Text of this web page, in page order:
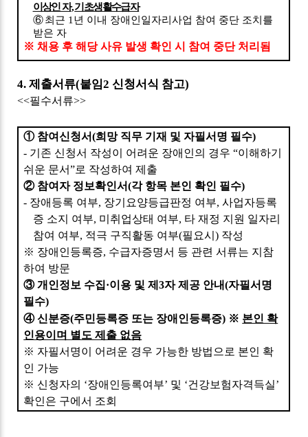
이상인 자,기초생활수급자
⑥최근 1 년 이내 장애인일자리사업 참여 중단 조치를
받은 자
※채용 후 해당 사유 발생 확인 시 참여 중단 처리됨
4.제출서류(붙임2신청서식 참고)
<<필수서류>>
① 참여신청서(희망 직무 기재 및 자필서명 필수)
- 기존 신청서 작성이 어려운 장애인의 경우“이해하기
쉬운 문서”로 작성하여 제출
② 참여자 정보확인서(각 항목 본인 확인 필수)
- 장애등록 여부, 장기요양등급판정 여부,사업자등록
증 소지 여부, 미취업상태 여부, 타 재정 지원 일자리
참여 여부, 적극 구직활동 여부(필요시) 작성
※ 장애인등록증, 수급자증명서 등 관련 서류는 지참
하여 방문
③개인정보 수집·이용 및 제3자 제공 안내(자필서명
필수)
④신분증(주민등록증 또는 장애인등록증) ※ 본인 확
인용이며 별도 제출 없음
※ 자필서명이 어려운 경우 가능한 방법으로 본인 확
인 가능
※ 신청자의 ‘장애인등록여부’ 및 ‘건강보험자격득실’
확인은 구에서 조회